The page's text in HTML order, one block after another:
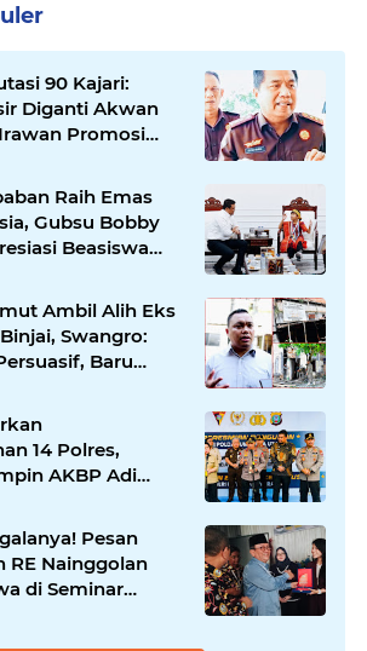
90 Kajari:
Diganti Akwan
Promosi
Raih Emas
Gubsu Bobby
Beasiswa
Ambil Alih Eks
Swangro:
Baru
Baik
14 Polres,
AKBP Adi
Pesan
RE Nainggolan
di Seminar